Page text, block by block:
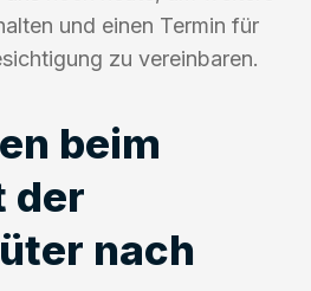
und einen Termin für
zu vereinbaren.
beim
der
nach